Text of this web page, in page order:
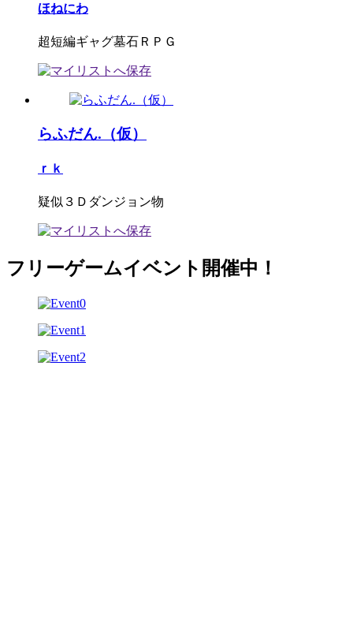
ほねにわ
超短編ギャグ墓石ＲＰＧ
らふだん.（仮）
ｒｋ
疑似３Ｄダンジョン物
フリーゲームイベント開催中！